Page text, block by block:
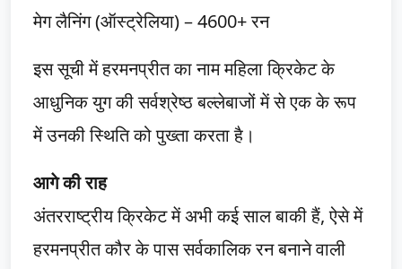
मेग लैनिंग (ऑस्ट्रेलिया) – 4600+ रन
इस सूची में हरमनप्रीत का नाम महिला क्रिकेट के
आधुनिक युग की सर्वश्रेष्ठ बल्लेबाजों में से एक के रूप
में उनकी स्थिति को पुख्ता करता है।
आगे की राह
अंतरराष्ट्रीय क्रिकेट में अभी कई साल बाकी हैं, ऐसे में
हरमनप्रीत कौर के पास सर्वकालिक रन बनाने वाली